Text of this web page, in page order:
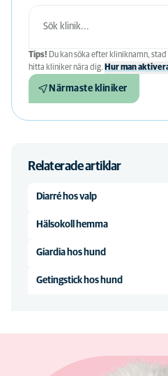
Tips! Du kan söka efter kliniknamn,
hitta kliniker nära dig. Hur man
Närmaste kliniker
Relaterade artiklar
Diarré hos valp
Hälsokoll hemma
Giardia hos hund
Getingstick hos hund